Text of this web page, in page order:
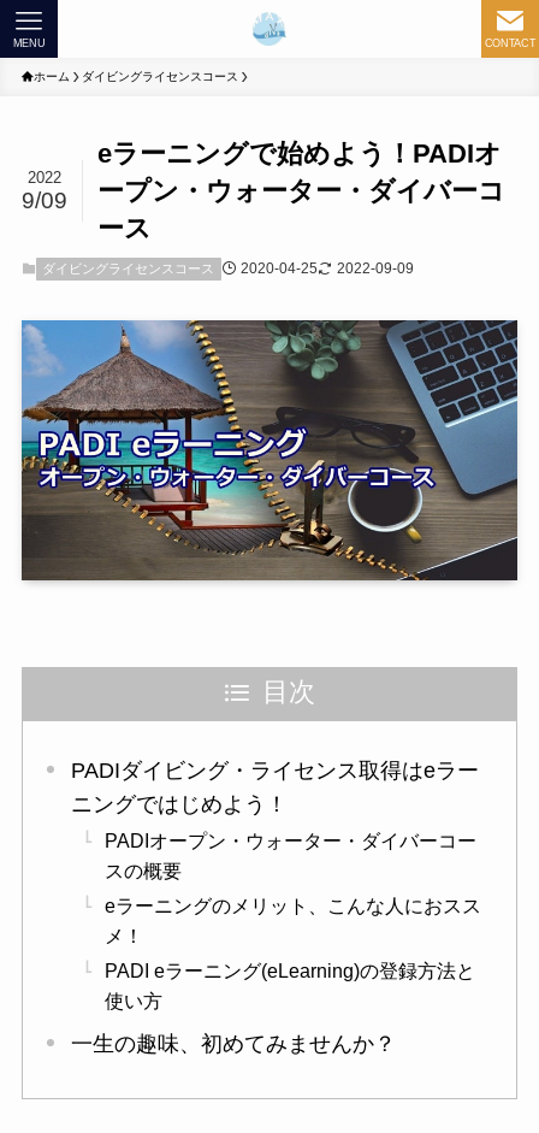
CONTACT
MENU
ホーム ダイビングライセンスコース
eラーニングで始めよう！PADIオ
ープン・ウォーター・ダイバーコ
ース
2022
9/09
ダイビングライセンスコース 2020-04-25 2022-09-09
目次
PADIダイビング・ライセンス取得はeラー
ニングではじめよう！
PADIオープン・ウォーター・ダイバーコー
スの概要
eラーニングのメリット、こんな人におスス
メ！
PADI eラーニング(eLearning)の登録方法と
使い方
一生の趣味、初めてみませんか？